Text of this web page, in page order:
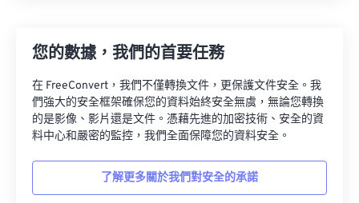
您的數據，我們的首要任務
在 FreeConvert，我們不僅轉換文件，更保護文件安全。我
們強大的安全框架確保您的資料始終安全無虞，無論您轉換
的是影像、影片還是文件。憑藉先進的加密技術、安全的資
料中心和嚴密的監控，我們全面保障您的資料安全。
了解更多關於我們對安全的承諾